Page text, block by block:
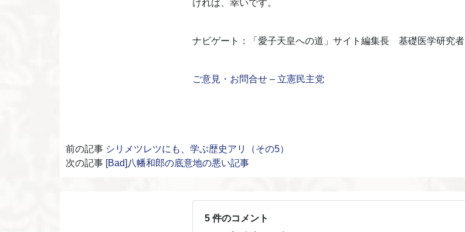
ければ、幸いです。
ナビゲート：「愛子天皇への道」サイト編集長 基礎医学研究者
ご意見・お問合せ – 立憲民主党
前の記事 シリメツレツにも、学ぶ歴史アリ（その5）
次の記事 [Bad]八幡和郎の底意地の悪い記事
5 件のコメント